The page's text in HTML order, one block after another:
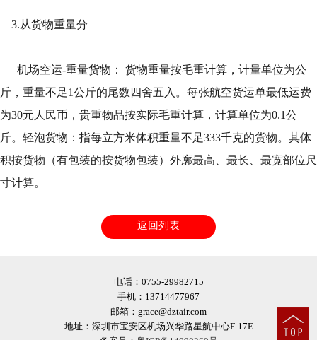
3.从货物重量分
机场空运-重量货物： 货物重量按毛重计算，计量单位为公
斤，重量不足1公斤的尾数四舍五入。每张航空货运单最低运费
为30元人民币，贵重物品按实际毛重计算，计算单位为0.1公
斤。轻泡货物：指每立方米体积重量不足333千克的货物。其体
积按货物（有包装的按货物包装）外廓最高、最长、最宽部位尺
寸计算。
返回列表
电话：0755-29982715
手机：13714477967
邮箱：grace@dztair.com
地址：深圳市宝安区机场兴华路星航中心F-17E